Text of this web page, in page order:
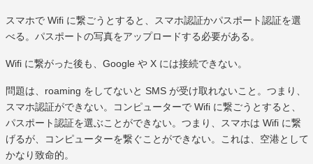
スマホで Wifi に繋ごうとすると、スマホ認証かパスポート認証を選
べる。パスポートの写真をアップロードする必要がある。
Wifi に繋がった後も、Google や X には接続できない。
問題は、roaming をしてないと SMS が受け取れないこと。つまり、
スマホ認証ができない。コンピューターで Wifi に繋ごうとすると、
パスポート認証を選ぶことができない。つまり、スマホは Wifi に繋
げるが、コンピューターを繋ぐことができない。これは、空港として
かなり致命的。